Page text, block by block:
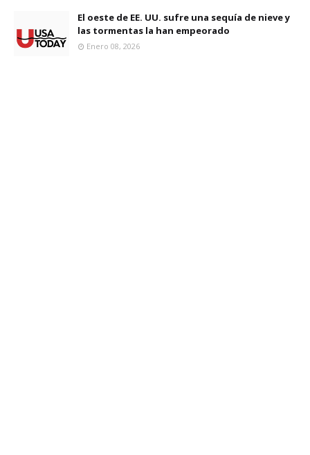
El oeste de EE. UU. sufre una sequía de nieve y
las tormentas la han empeorado
Enero 08, 2026